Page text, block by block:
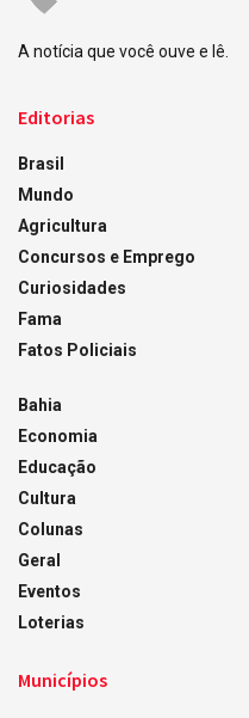
A notícia que você ouve e lê.
Editorias
Brasil
Mundo
Agricultura
Concursos e Emprego
Curiosidades
Fama
Fatos Policiais
Bahia
Economia
Educação
Cultura
Colunas
Geral
Eventos
Loterias
Municípios